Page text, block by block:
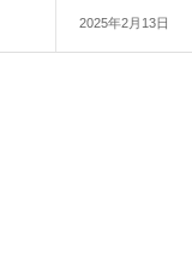
2025年2月13日